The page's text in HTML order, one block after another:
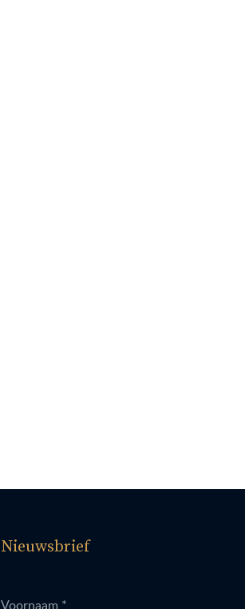
Nieuwsbrief
Voornaam *